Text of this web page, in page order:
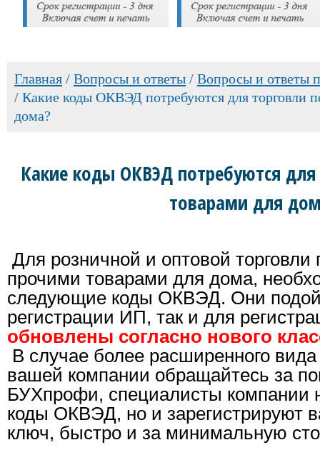
Главная / Вопросы и ответы / Вопросы и ответы
/ Какие коды ОКВЭД потребуются для торговли
дома?
Какие коды ОКВЭД потребуются для
товарами для
Для розничной и оптовой
прочими товарами для дома,
следующие коды ОКВЭД. Они
регистрации ИП, так и для
обновлены согласно нового
В случае более расширенного
вашей компании обращайтесь за
БУХпрофи, специалисты компании
коды ОКВЭД, но и зарегистрируют
ключ, быстро и за минимальную